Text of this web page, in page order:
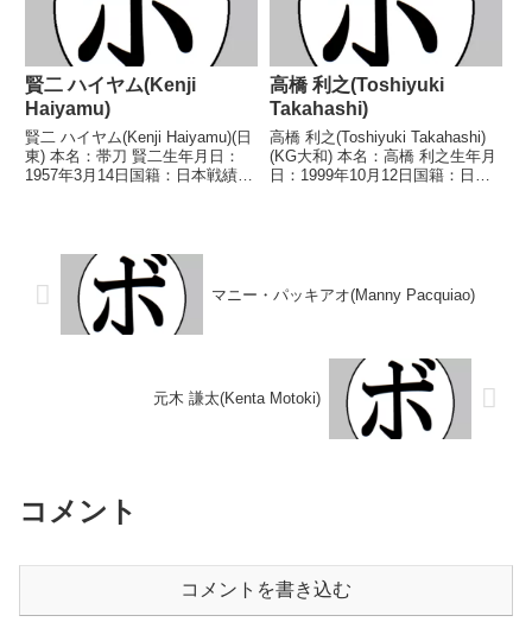
賢二 ハイヤム(Kenji
Haiyamu)
賢二 ハイヤム(Kenji Haiyamu)(日
東) 本名：帯刀 賢二生年月日：
1957年3月14日国籍：日本戦績：
(ハッピー...
高橋 利之(Toshiyuki
Takahashi)
高橋 利之(Toshiyuki Takahashi)
(KG大和) 本名：高橋 利之生年月
日：1999年10月12日国籍：日本
マニー・パッキアオ(Manny Pacquiao)
元木 謙太(Kenta Motoki)
コメント
コメントを書き込む